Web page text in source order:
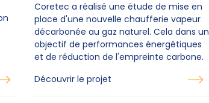
Coretec a réalisé une étude de mise en
place d'une nouvelle chaufferie vapeur
décarbonée au gaz naturel. Cela dans un
objectif de performances énergétiques
et de réduction de l'empreinte carbone.
Découvrir le projet